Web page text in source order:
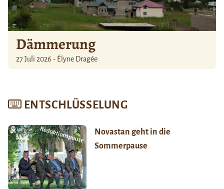
Dämmerung
27 Juli 2026 - Élyne Dragée
ENTSCHLÜSSELUNG
Novastan geht in die
Sommerpause